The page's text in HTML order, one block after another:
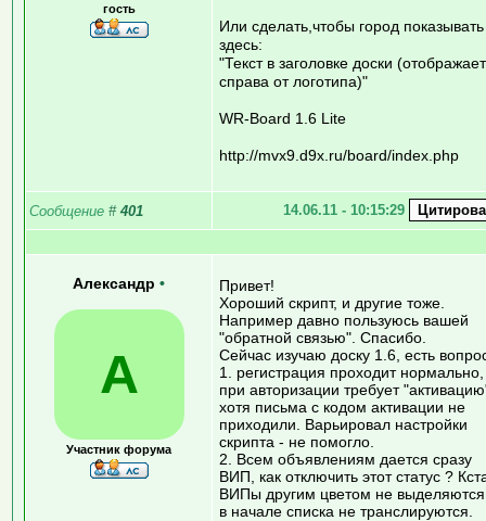
гость
Или сделать,чтобы город показывать
здесь:
"Текст в заголовке доски
справа от логотипа)"
WR-Board 1.6 Lite
http://mvx9.d9x.ru/board/index.php
Сообщение # 401 14.06.11 - 10:15:29
Александр •
А
Участник форума
Привет!
Хороший скрипт, и другие тоже.
Например давно пользуюсь вашей
"обратной связью". Спасибо.
Сейчас изучаю доску 1.6, есть
1. регистрация проходит нормально,
при авторизации требует
хотя письма с кодом активации не
приходили. Варьировал настройки
скрипта - не помогло.
2. Всем объявлениям дается сразу
ВИП, как отключить этот статус ?
ВИПы другим цветом не
в начале списка не транслируются.